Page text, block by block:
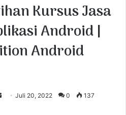
Kursus Jasa
Android |
Android
Juli 20, 2022 0 137